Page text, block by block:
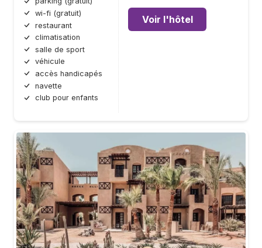
wi-fi (gratuit)
restaurant
climatisation
salle de sport
véhicule
accès handicapés
navette
club pour enfants
Voir l'hôtel